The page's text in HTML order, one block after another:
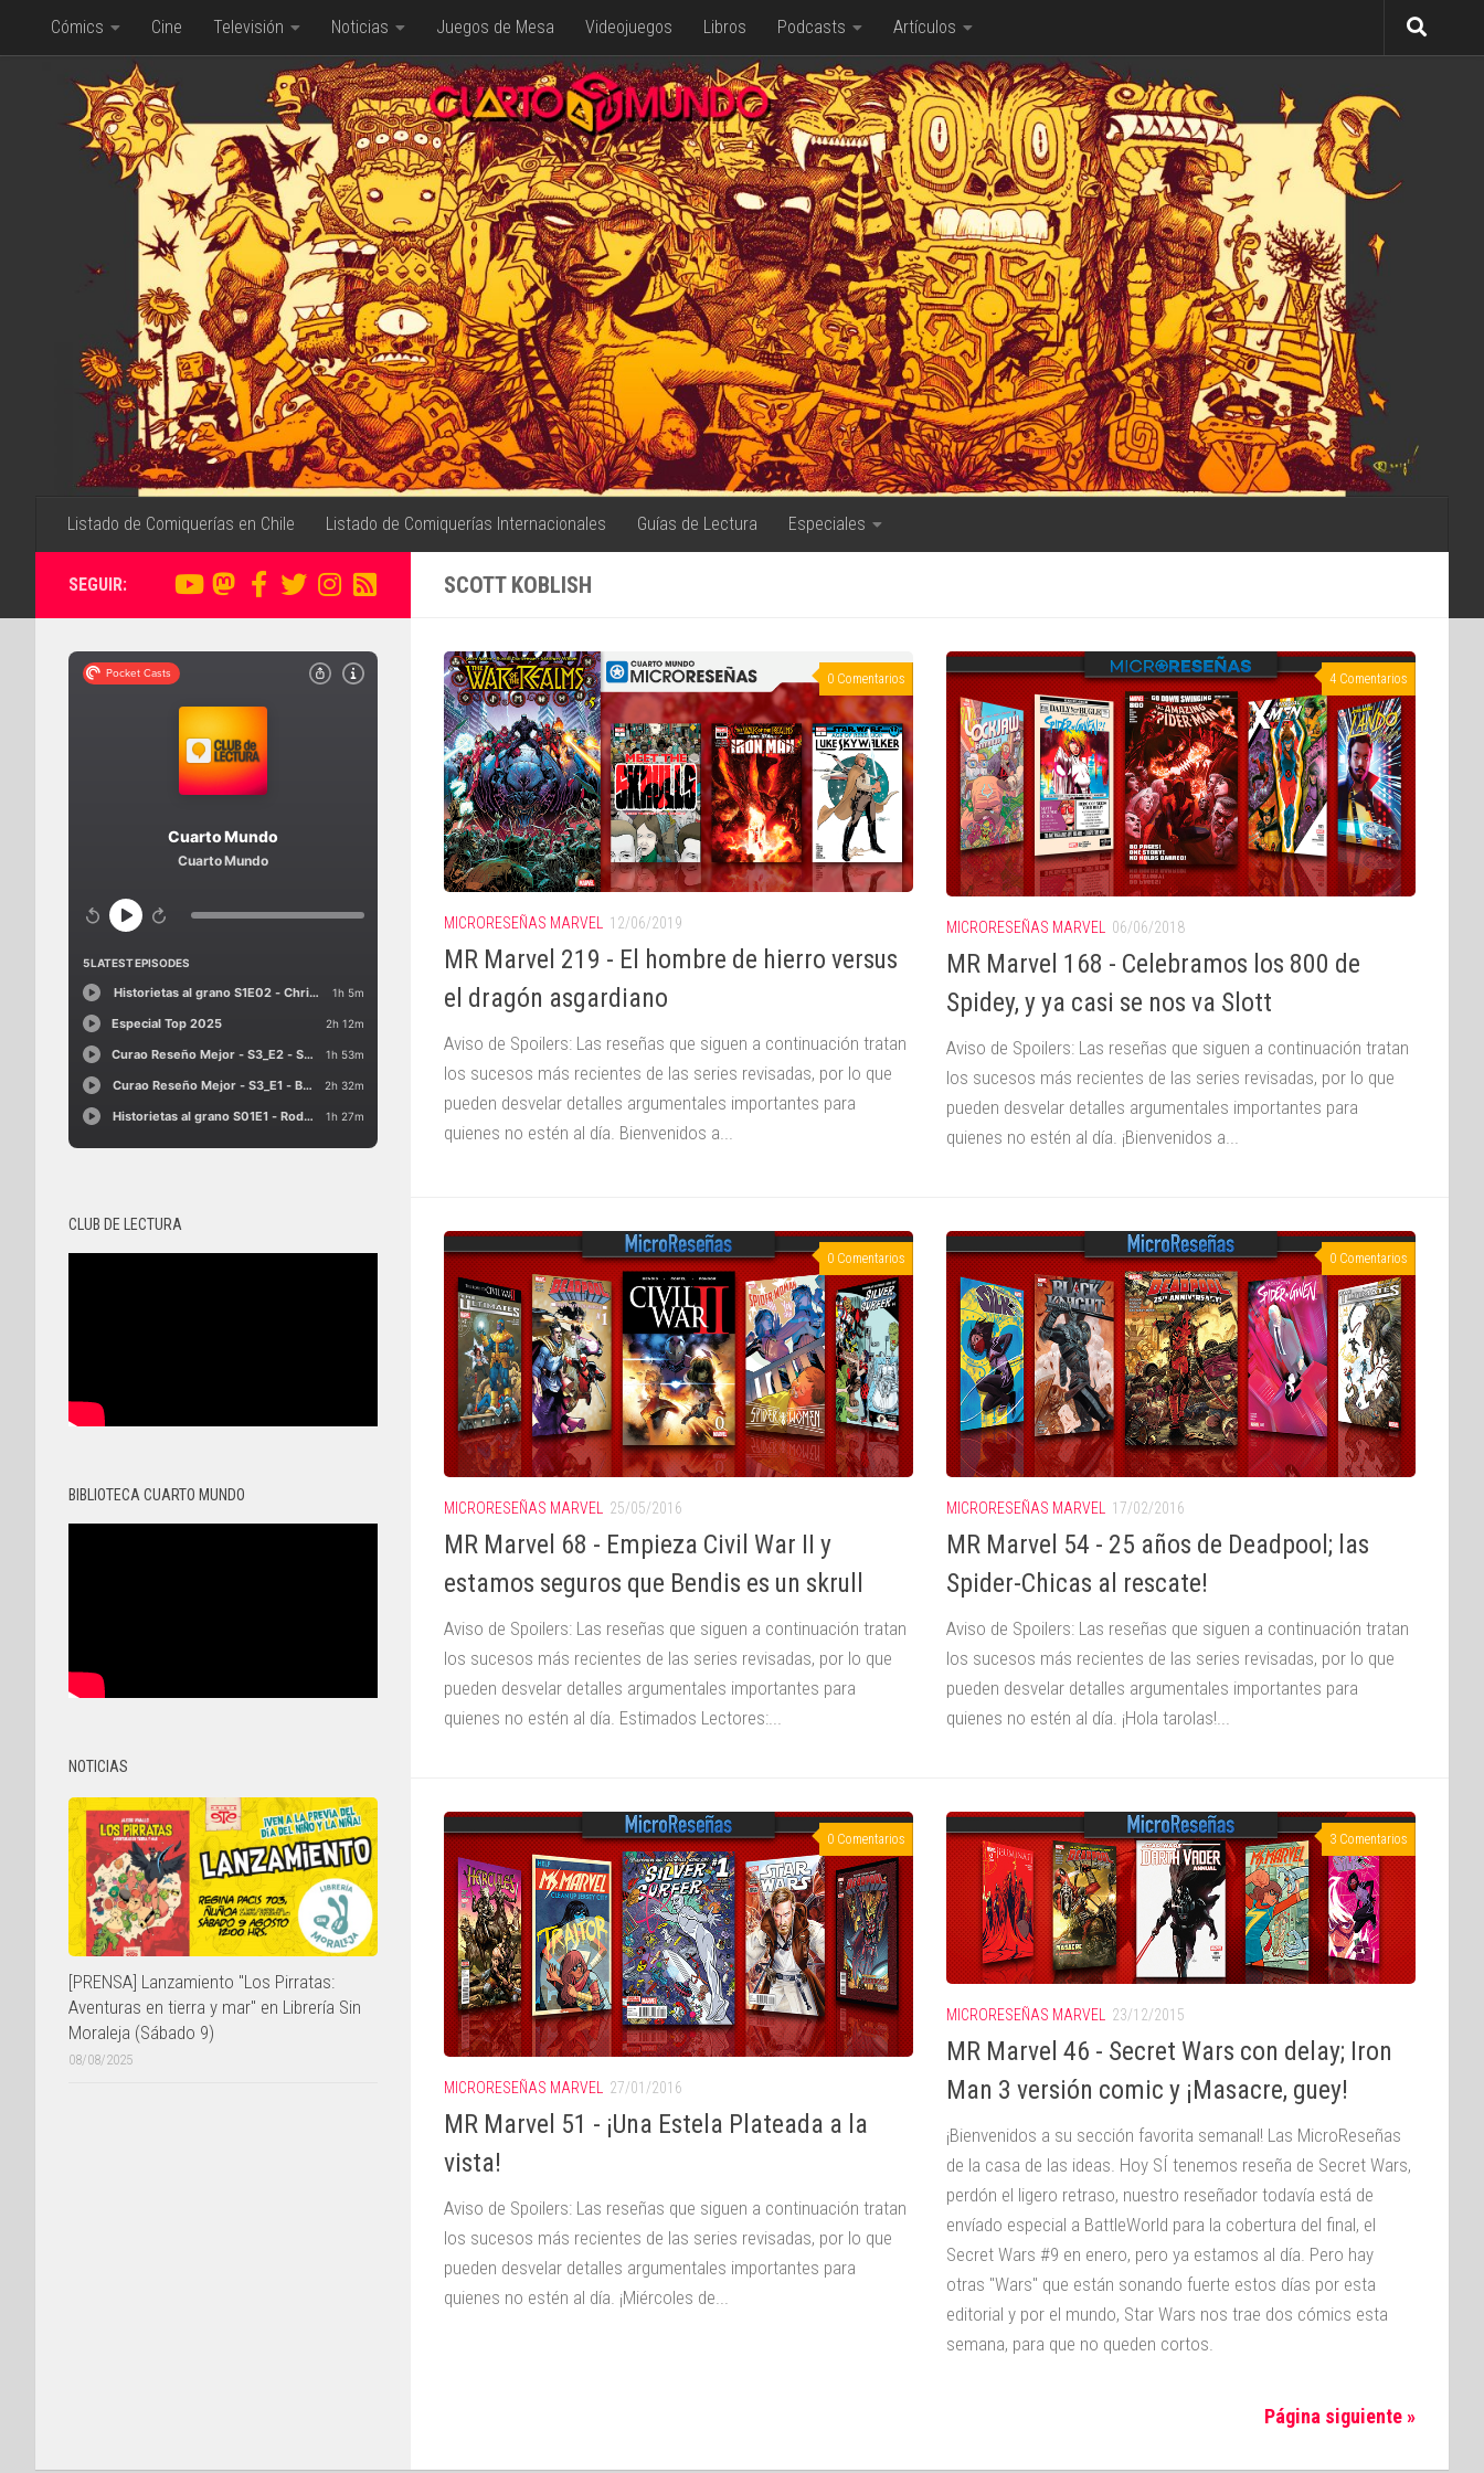
Saltar al contenido
Cómics Cine Televisión Noticias Juegos de Mesa Videojuegos Libros Podcasts Artículos
Listado de Comiquerías en Chile Listado de Comiquerías Internacionales Guías de Lectura Especiales
SCOTT KOBLISH
0 Comentarios
MICRORESEÑAS MARVEL 12/06/2019
MR Marvel 219 - El hombre de hierro versus
el dragón asgardiano
Aviso de Spoilers: Las reseñas que siguen a continuación tratan
los sucesos más recientes de las series revisadas, por lo que
pueden desvelar detalles argumentales importantes para
quienes no estén al día. Bienvenidos a...
4 Comentarios
MICRORESEÑAS MARVEL 06/06/2018
MR Marvel 168 - Celebramos los 800 de
Spidey, y ya casi se nos va Slott
Aviso de Spoilers: Las reseñas que siguen a continuación tratan
los sucesos más recientes de las series revisadas, por lo que
pueden desvelar detalles argumentales importantes para
quienes no estén al día. ¡Bienvenidos a...
0 Comentarios
MICRORESEÑAS MARVEL 25/05/2016
MR Marvel 68 - Empieza Civil War II y
estamos seguros que Bendis es un skrull
Aviso de Spoilers: Las reseñas que siguen a continuación tratan
los sucesos más recientes de las series revisadas, por lo que
pueden desvelar detalles argumentales importantes para
quienes no estén al día. Estimados Lectores:...
0 Comentarios
MICRORESEÑAS MARVEL 17/02/2016
MR Marvel 54 - 25 años de Deadpool; las
Spider-Chicas al rescate!
Aviso de Spoilers: Las reseñas que siguen a continuación tratan
los sucesos más recientes de las series revisadas, por lo que
pueden desvelar detalles argumentales importantes para
quienes no estén al día. ¡Hola tarolas!...
0 Comentarios
MICRORESEÑAS MARVEL 27/01/2016
MR Marvel 51 - ¡Una Estela Plateada a la
vista!
Aviso de Spoilers: Las reseñas que siguen a continuación tratan
los sucesos más recientes de las series revisadas, por lo que
pueden desvelar detalles argumentales importantes para
quienes no estén al día. ¡Miércoles de...
3 Comentarios
MICRORESEÑAS MARVEL 23/12/2015
MR Marvel 46 - Secret Wars con delay; Iron
Man 3 versión comic y ¡Masacre, guey!
¡Bienvenidos a su sección favorita semanal! Las MicroReseñas
de la casa de las ideas. Hoy SÍ tenemos reseña de Secret Wars,
perdón el ligero retraso, nuestro reseñador todavía está de
envíado especial a BattleWorld para la cobertura del final, el
Secret Wars #9 en enero, pero ya estamos al día. Pero hay
otras "Wars" que están sonando fuerte estos días por esta
editorial y por el mundo, Star Wars nos trae dos cómics esta
semana, para que no queden cortos.
Página siguiente »
SEGUIR:
CLUB DE LECTURA
BIBLIOTECA CUARTO MUNDO
NOTICIAS
[PRENSA] Lanzamiento "Los Pirratas:
Aventuras en tierra y mar" en Librería Sin
Moraleja (Sábado 9)
08/08/2025